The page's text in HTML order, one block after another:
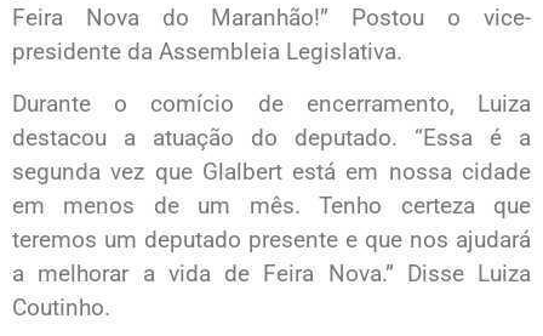
Feira Nova do Maranhão!” Postou o vice-
presidente da Assembleia Legislativa.
Durante o comício de encerramento, Luiza
destacou a atuação do deputado. “Essa é a
segunda vez que Glalbert está em nossa cidade
em menos de um mês. Tenho certeza que
teremos um deputado presente e que nos ajudará
a melhorar a vida de Feira Nova.” Disse Luiza
Coutinho.